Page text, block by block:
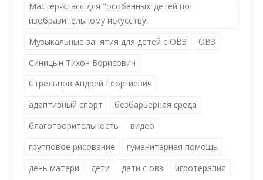
Мастер-класс для "особенных"детей по
изобразительному искусству.
Музыкальные занятия для детей с ОВЗ
ОВЗ
Синицын Тихон Борисович
Стрельцов Андрей Георгиевич
адаптивный спорт
безбарьерная среда
благотворительность
видео
групповое рисование
гуманитарная помощь
день матери
дети дети с овз
игротерапия